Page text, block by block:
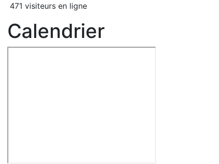
471 visiteurs en ligne
Calendrier